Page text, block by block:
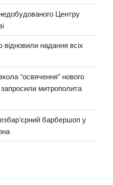
Центру
надання всіх
“освячення” нового
митрополита
барбершоп у